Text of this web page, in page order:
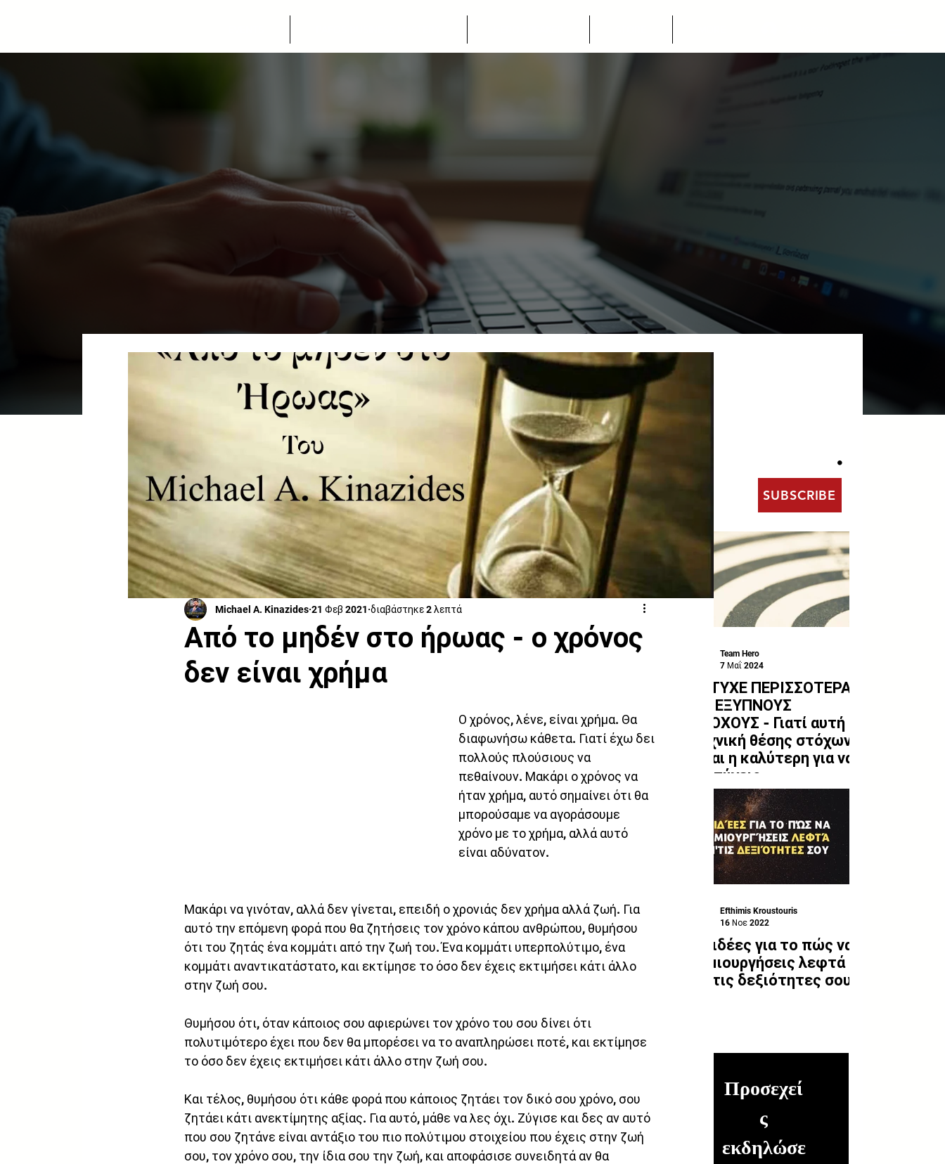
TO EXCLUSIVE
.
SUBSCRIBE
ΠΕΤΥΧΕ ΠΕΡΙΣΣΟΤΕΡΑ
ΜΕ ΕΞΥΠΝΟΥΣ
ΣΤΟΧΟΥΣ - Γιατί αυτή η
τεχνική θέσης στόχων
είναι η καλύτερη για να
επιτύχεις
Team Hero
7 Μαΐ 2024
10 ιδέες για το πώς να
δημιουργήσεις λεφτά
απ'τις δεξιότητες σου
Efthimis Kroustouris
16 Νοε 2022
Προσεχεί
ς
εκδηλώσε
Από το μηδέν στο ήρωας - ο χρόνος
δεν είναι χρήμα
Michael A. Kinazides 21 Φεβ 2021 διαβάστηκε 2 λεπτά
Ο χρόνος, λένε, είναι χρήμα. Θα
διαφωνήσω κάθετα. Γιατί έχω δει
πολλούς πλούσιους να
πεθαίνουν. Μακάρι ο χρόνος να
ήταν χρήμα, αυτό σημαίνει ότι θα
μπορούσαμε να αγοράσουμε
χρόνο με το χρήμα, αλλά αυτό
είναι αδύνατον.
Μακάρι να γινόταν, αλλά δεν γίνεται, επειδή ο χρονιάς δεν χρήμα αλλά ζωή. Για
αυτό την επόμενη φορά που θα ζητήσεις τον χρόνο κάπου ανθρώπου, θυμήσου
ότι του ζητάς ένα κομμάτι από την ζωή του. Ένα κομμάτι υπερπολύτιμο, ένα
κομμάτι αναντικατάστατο, και εκτίμησε το όσο δεν έχεις εκτιμήσει κάτι άλλο
στην ζωή σου.
Θυμήσου ότι, όταν κάποιος σου αφιερώνει τον χρόνο του σου δίνει ότι
πολυτιμότερο έχει που δεν θα μπορέσει να το αναπληρώσει ποτέ, και εκτίμησε
το όσο δεν έχεις εκτιμήσει κάτι άλλο στην ζωή σου.
Και τέλος, θυμήσου ότι κάθε φορά που κάποιος ζητάει τον δικό σου χρόνο, σου
ζητάει κάτι ανεκτίμητης αξίας. Για αυτό, μάθε να λες όχι. Ζύγισε και δες αν αυτό
που σου ζητάνε είναι αντάξιο του πιο πολύτιμου στοιχείου που έχεις στην ζωή
σου, τον χρόνο σου, την ίδια σου την ζωή, και αποφάσισε συνειδητά αν θα